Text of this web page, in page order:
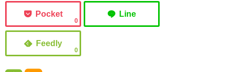
0
0